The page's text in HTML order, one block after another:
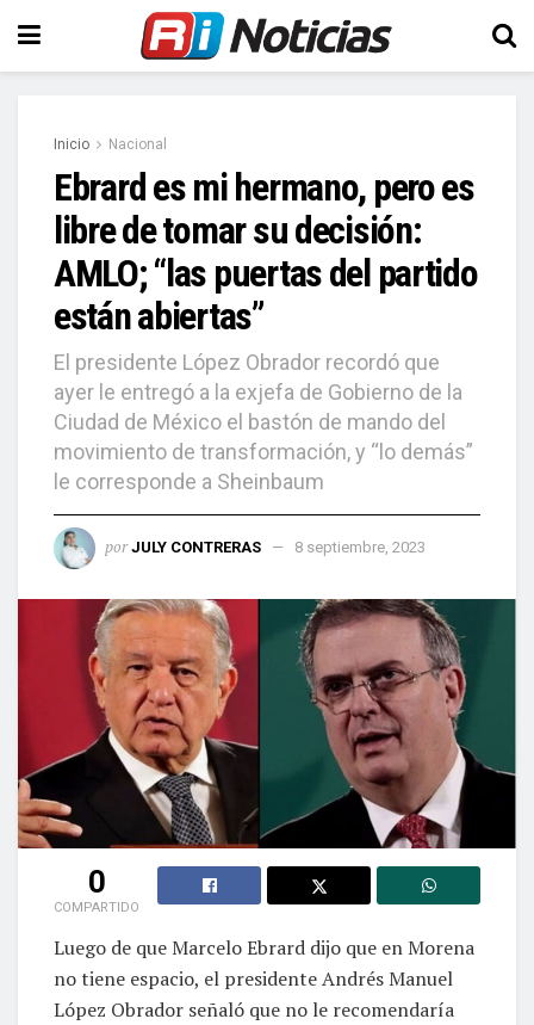
Inicio Nacional
Ebrard es mi hermano, pero es
libre de tomar su decisión:
AMLO; “las puertas del partido
están abiertas”
El presidente López Obrador recordó que
ayer le entregó a la exjefa de Gobierno de la
Ciudad de México el bastón de mando del
movimiento de transformación, y “lo demás”
le corresponde a Sheinbaum
por JULY CONTRERAS 8 septiembre, 2023
0
COMPARTIDO
Luego de que Marcelo Ebrard dijo que en Morena
no tiene espacio, el presidente Andrés Manuel
López Obrador señaló que no le recomendaría